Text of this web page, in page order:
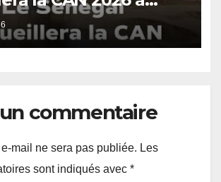
commentaire
mail ne sera pas publiée. Les
sont indiqués avec *